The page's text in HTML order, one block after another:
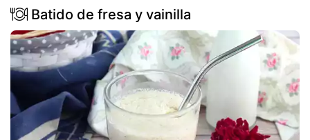
Batido de fresa y vainilla